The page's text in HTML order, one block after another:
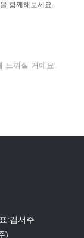
함께해보세요.
느껴질 거예요.
:김서주
)